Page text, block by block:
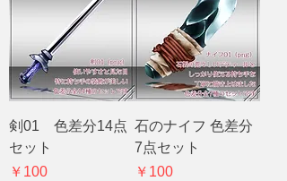
剣01 色差分14点
セット
価格
￥100
石のナイフ 色差分
7点セット
価格
￥100